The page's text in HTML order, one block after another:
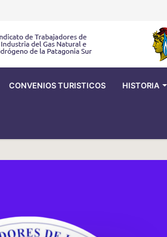
CONVENIOS TURISTICOS HISTORIA